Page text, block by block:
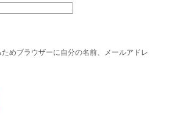
めブラウザーに自分の名前、メールアドレ